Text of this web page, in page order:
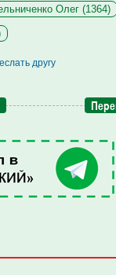
Олег (1364)
другу